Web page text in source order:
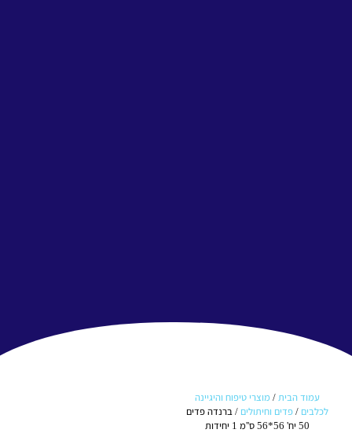
עמוד הבית / מוצרי טיפוח והיגיינה
לכלבים /פדים וחיתולים / ברנדה פדים
50 יח' 56*56 ס''מ 1 יחידות